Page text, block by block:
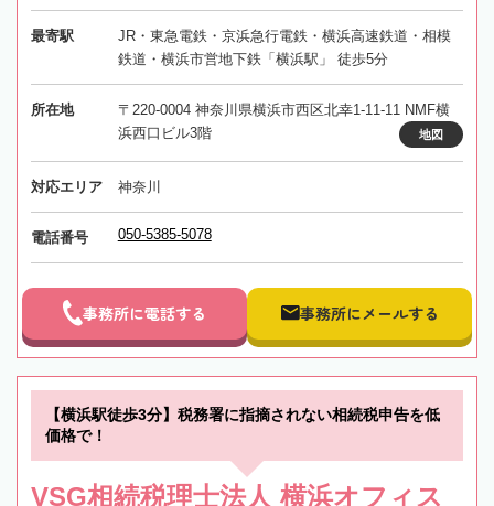
最寄駅
JR・東急電鉄・京浜急行電鉄・横浜高速鉄道・相模
鉄道・横浜市営地下鉄「横浜駅」 徒歩5分
所在地
〒220-0004 神奈川県横浜市西区北幸1-11-11 NMF横
浜西口ビル3階
地図
対応エリア 神奈川
電話番号 050-5385-5078
事務所に電話する 事務所にメールする
【横浜駅徒歩3分】税務署に指摘されない相続税申告を低
価格で！
VSG相続税理士法人 横浜オフィス